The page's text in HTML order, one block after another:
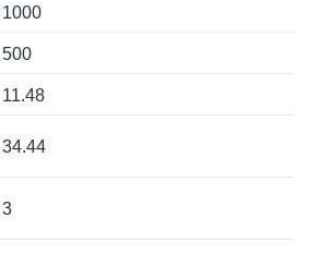
1000
500
11.48
34.44
3